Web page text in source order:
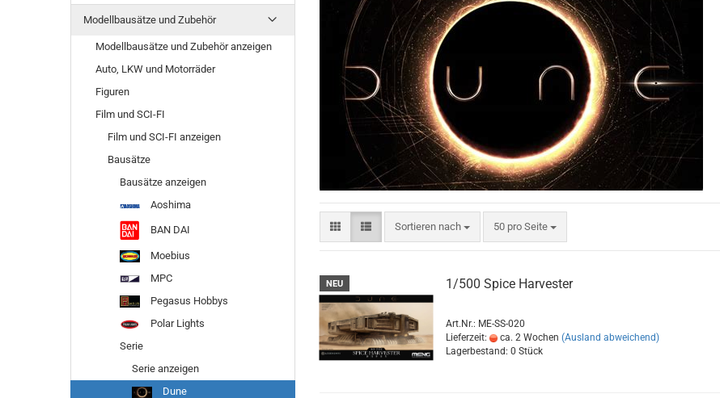
Sortieren nach
Sortieren nach 50 pro Seite
pro Seite
NEU 1/500 Spice Harvester
Art.Nr.: ME-SS-020
Lieferzeit:
ca. 2 Wochen (Ausland abweichend)
Lagerbestand: 0 Stück
Modellbausätze und Zubehör
Modellbausätze und Zubehör anzeigen
Auto, LKW und Motorräder
Figuren
Film und SCI-FI
Film und SCI-FI anzeigen
Bausätze
Bausätze anzeigen
Aoshima
BAN DAI
Moebius
MPC
Pegasus Hobbys
Polar Lights
Serie
Serie anzeigen
Dune